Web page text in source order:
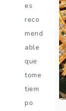
es
reco
mend
able
que
tome
tiem
po